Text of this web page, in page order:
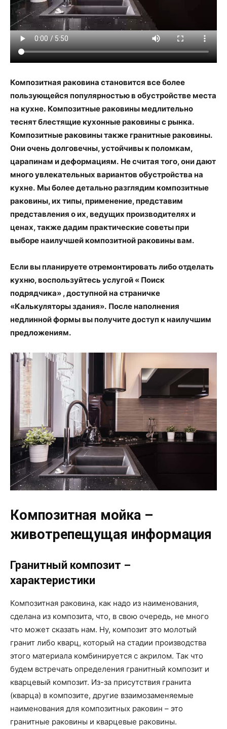
Композитная раковина становится все более
пользующейся популярностью в обустройстве места
на кухне. Композитные раковины медлительно
теснят блестящие кухонные раковины с рынка.
Композитные раковины также гранитные раковины.
Они очень долговечны, устойчивы к поломкам,
царапинам и деформациям. Не считая того, они дают
много увлекательных вариантов обустройства на
кухне. Мы более детально разглядим композитные
раковины, их типы, применение, представим
представления о их, ведущих производителях и
ценах, также дадим практические советы при
выборе наилучшей композитной раковины вам.
Если вы планируете отремонтировать либо отделать
кухню, воспользуйтесь услугой « Поиск
подрядчика» , доступной на страничке
«Калькуляторы здания». После наполнения
недлинной формы вы получите доступ к наилучшим
предложениям.
Композитная мойка –
животрепещущая информация
Гранитный композит –
характеристики
Композитная раковина, как надо из наименования,
сделана ​​из композита, что, в свою очередь, не много
что может сказать нам. Ну, композит это молотый
гранит либо кварц, который на стадии производства
этого материала комбинируется с акрилом. Так что
будем встречать определения гранитный композит и
кварцевый композит. Из-за присутствия гранита
(кварца) в композите, другие взаимозаменяемые
наименования для композитных раковин – это
гранитные раковины и кварцевые раковины.